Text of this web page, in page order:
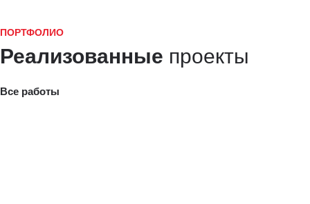
ПОРТФОЛИО
Реализованные проекты
Все работы